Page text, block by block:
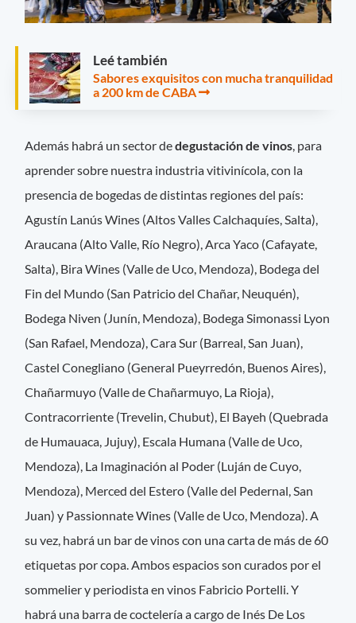
Leé también
Sabores exquisitos con mucha tranquilidad
a 200 km de CABA
Además habrá un sector dedegustación de vinos, para
aprender sobre nuestra industria vitivinícola, con la
presencia de bogedas de distintas regiones del país:
Agustín Lanús Wines (Altos Valles Calchaquíes, Salta),
Araucana (Alto Valle, Río Negro), Arca Yaco (Cafayate,
Salta), Bira Wines (Valle de Uco, Mendoza), Bodega del
Fin del Mundo (San Patricio del Chañar, Neuquén),
Bodega Niven (Junín, Mendoza), Bodega Simonassi Lyon
(San Rafael, Mendoza), Cara Sur (Barreal, San Juan),
Castel Conegliano (General Pueyrredón, Buenos Aires),
Chañarmuyo (Valle de Chañarmuyo, La Rioja),
Contracorriente (Trevelin, Chubut), El Bayeh (Quebrada
de Humauaca, Jujuy), Escala Humana (Valle de Uco,
Mendoza), La Imaginación al Poder (Luján de Cuyo,
Mendoza), Merced del Estero (Valle del Pedernal, San
Juan) y Passionnate Wines (Valle de Uco, Mendoza). A
su vez, habrá un bar de vinos con una carta de más de 60
etiquetas por copa. Ambos espacios son curados por el
sommelier y periodista en vinos Fabricio Portelli. Y
habrá una barra de coctelería a cargo de Inés De Los